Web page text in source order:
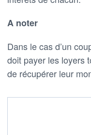
A noter
Dans le cas d’un
doit payer les loyers
de récupérer leur